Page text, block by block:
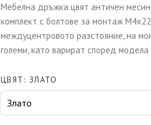
Мебелна дръжка цвят античен
комплект с болтове за монтаж
междуцентровото разстояние, на
големи, като варират според
ЦВЯТ ЗЛАТО